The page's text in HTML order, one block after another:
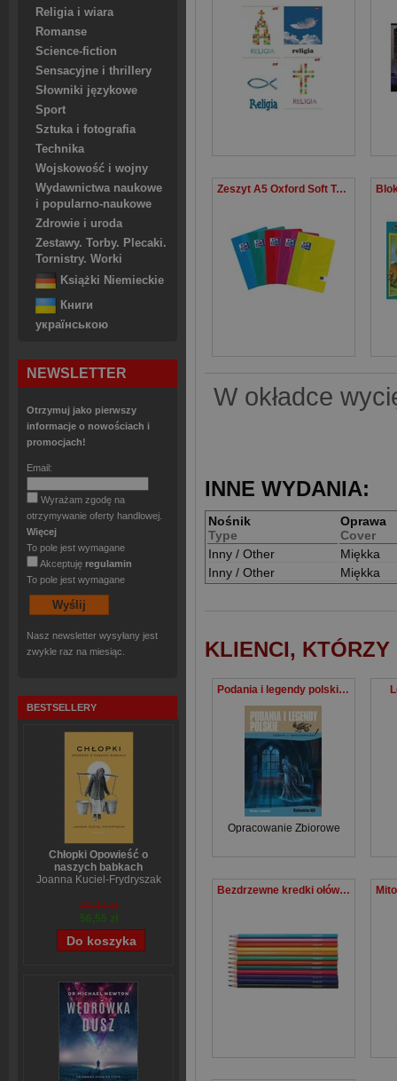
Religia i wiara
Romanse
Science-fiction
Sensacyjne i thrillery
Słowniki językowe
Sport
Sztuka i fotografia
Technika
Wojskowość i wojny
Wydawnictwa naukowe
i popularno-naukowe
Zdrowie i uroda
Zestawy. Torby. Plecaki.
Tornistry. Worki
Książki Niemieckie
Книги
українською
NEWSLETTER
Otrzymuj jako pierwszy
informacje o nowościach i
promocjach!
Email:
Wyrażam zgodę na
otrzymywanie oferty handlowej.
Więcej
To pole jest wymagane
Akceptuję regulamin
To pole jest wymagane
Nasz newsletter wysyłany jest
zwykle raz na miesiąc.
BESTSELLERY
Chłopki Opowieść o
naszych babkach
Joanna Kuciel-Frydryszak
70,44 zł
56,55 zł
Zeszyt A5 Oxford Soft Touch w linie 32 kartki 10 sztuk mix
W okładce
INNE WYDANIA:
Nośnik
Type
Oprawa
Cover
Inny / Other
Miękka
Inny / Other
Miękka
KLIENCI,
Podania i legendy polskie Lektura z opracowaniem
Opracowanie Zbiorowe
Bezdrzewne kredki ołówkowe Fun&Joy 12 kolorów